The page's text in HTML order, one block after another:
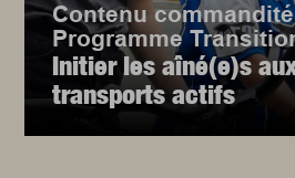
Contenu
Programme
Initier les aîné(e)s
transports actifs